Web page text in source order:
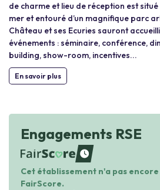
de charme et lieu de réception est
mer et entouré d’un magnifique parc
Château et ses Ecuries sauront
événements : séminaire, conférence,
building, show-room, incentives...
En savoir plus
Engagements RSE
waiting
Cet établissement n'a pas
FairScore.